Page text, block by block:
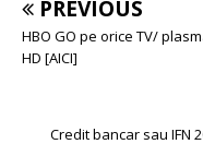
PREVIOUS
HBO GO pe orice TV/
HD [AICI]
Credit bancar sau IFN